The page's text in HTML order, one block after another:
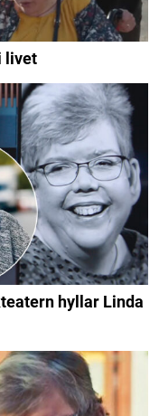
livet
hyllar Linda